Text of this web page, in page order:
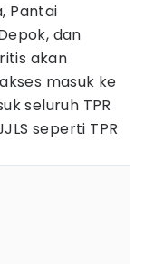
Pantai
dan
akan
masuk ke
seluruh TPR
seperti TPR